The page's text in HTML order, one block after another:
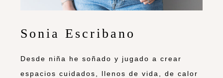
Sonia Escribano
Desde niña he soñado y jugado a crear
espacios cuidados, llenos de vida, de calor